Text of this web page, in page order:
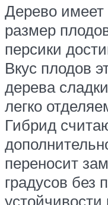
Дерево
размер
персики
Вкус плодов
дерева
легко
Гибрид
переносит
градусов без
устойчивости